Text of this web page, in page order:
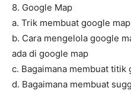
8. Google Map
a. Trik membuat google
b. Cara mengelola google
ada di google map
c. Bagaimana membuat
d. Bagaimana membuat